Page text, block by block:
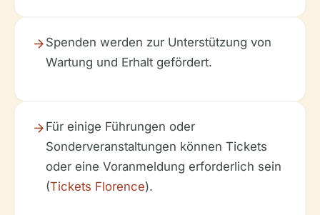
Spenden werden zur Unterstützung von
Wartung und Erhalt gefördert.
Für einige Führungen oder
Sonderveranstaltungen können Tickets
oder eine Voranmeldung erforderlich sein
(Tickets Florence).